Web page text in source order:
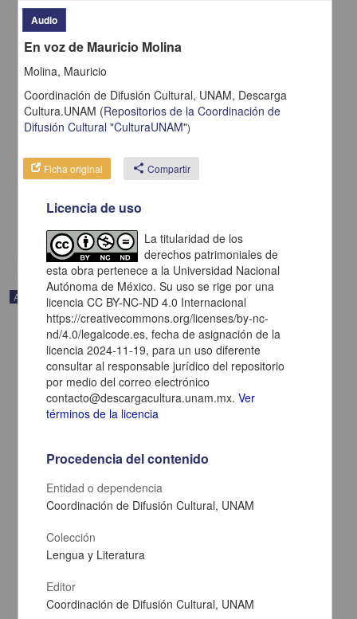
En voz de Rosa Montero
Montero, Rosa - Coordinación de Difusión Cultural, UNAM
Artes y Humanidades
Audio
En voz de Manuel Rivas
Rivas, Manuel - Coordinación de Difusión Cultural, UNAM
2023-05-11
Audio
En voz de Mauricio Molina
Molina, Mauricio
Coordinación de Difusión Cultural, UNAM, Descarga
Cultura.UNAM (Repositorios de la Coordinación de
Difusión Cultural "CulturaUNAM")
Ficha original share Compartir
Licencia de uso
La titularidad de los
derechos patrimoniales de
esta obra pertenece a la Universidad Nacional
Autónoma de México. Su uso se rige por una
licencia CC BY-NC-ND 4.0 Internacional
https://creativecommons.org/licenses/by-nc-
nd/4.0/legalcode.es, fecha de asignación de la
licencia 2024-11-19, para un uso diferente
consultar al responsable jurídico del repositorio
por medio del correo electrónico
contacto@descargacultura.unam.mx.Ver
términos de la licencia
Procedencia del contenido
Entidad o dependencia
Coordinación de Difusión Cultural, UNAM
Colección
Lengua y Literatura
Editor
Coordinación de Difusión Cultural, UNAM